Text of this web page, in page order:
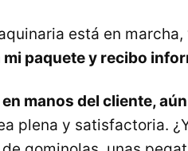
está en
paquete y recibo
manos del cliente,
plena y satisfactoria.